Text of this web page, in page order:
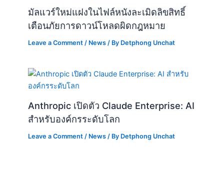
มัลแวร์ใหม่แฝงในไฟล์หนังละเมิดลิขสิทธิ์
เตือนภัยการดาวน์โหลดผิดกฎหมาย
Leave a Comment / News / By Detphong Unchat
Anthropic เปิดตัว Claude Enterprise: AI
สำหรับองค์กรระดับโลก
Leave a Comment / News / By Detphong Unchat